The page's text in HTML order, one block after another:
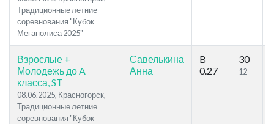
Традиционные летние
соревнования "Кубок
Мегаполиса 2025"
Взрослые +
Молодежь до A
класса, ST
08.06.2025, Красногорск,
Традиционные летние
соревнования "Кубок
Савелькина
Анна
B
0.27
30
12